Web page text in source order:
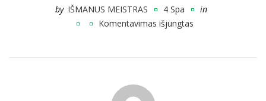
by IŠMANUS MEISTRAS 4 Spa
in
Komentavimas išjungtas